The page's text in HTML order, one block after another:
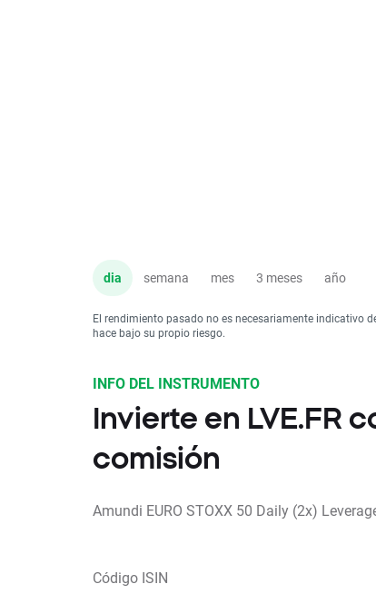
dia semana mes 3 meses año
El rendimiento pasado no es necesariamente indicativo
hace bajo su propio riesgo.
INFO DEL INSTRUMENTO
Invierte en LVE.FR
comisión
Amundi EURO STOXX 50 Daily (2x)
Código ISIN